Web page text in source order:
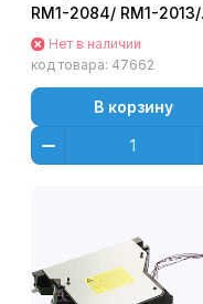
RM1-2084/ RM1-2013/
RM1-4743) OEM
Нет в наличии
код товара: 47662
В корзину